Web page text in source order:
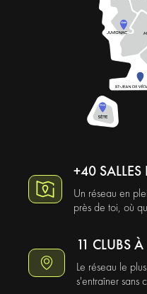
+40 SALLES
Un réseau en
près de toi, où
11 CLUBS
Le réseau le
s'entraîner sans